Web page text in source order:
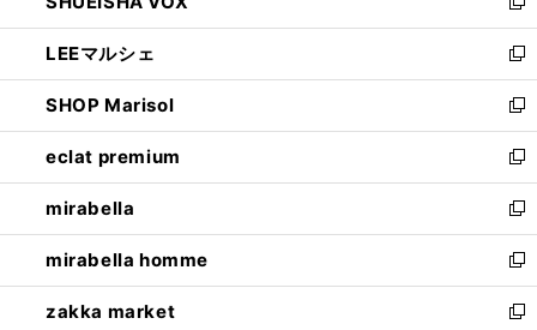
開
く
ウ
で
開
く
ィ
ン
ド
ウ
で
開
く
い
ウ
ィ
ン
ド
ウ
で
開
く
新
し
い
ウ
ィ
ン
ド
ウ
で
開
く
LEEマルシェ
新
し
い
ウ
ィ
ン
ド
ウ
で
開
く
SHOP Marisol
新
し
い
ウ
ィ
ン
ド
ウ
で
eclat premium
新
し
い
ウ
ィ
ン
ド
mirabella
新
し
い
ウ
ィ
mirabella homme
新
し
い
zakka market
新